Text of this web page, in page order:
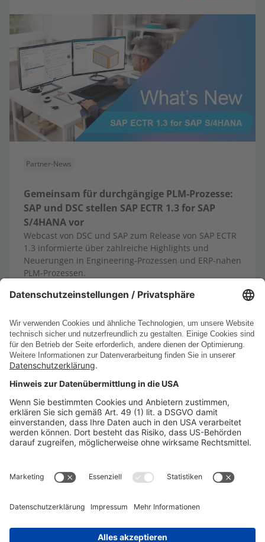
Partner-News
Gemeinsam für durchgängige PLM-Prozesse:
SAP und DSC stellen SAP ECTR 1.3 for SAP
S/4HANA vor
Webcast von DSC und SAP zum Release von SAP ECTR
1.3 informierte über zahlreiche Highlights und
Neuerungen in Engineering-Prozessen und ERP-nahen
PLM-Prozessen.
13.10.2025 Mehr erfahren
Alle News anzeigen
RECHTLICHE INFORMATIONEN